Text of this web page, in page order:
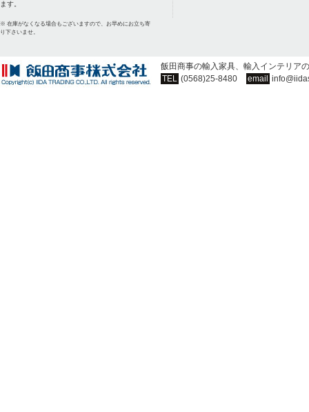
ます。
※ 在庫がなくなる場合もございますので、お早めにお立ち寄
り下さいませ。
飯田商事の輸入家具、輸入インテリア
TEL (0568)25-8480 email